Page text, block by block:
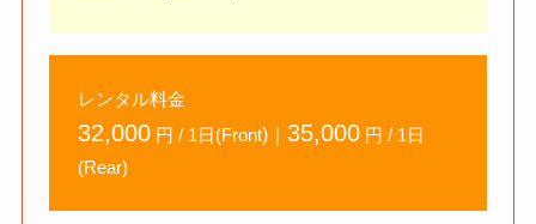
レンタル料金
32,000 円 / 1日(Front)｜ 35,000 円 / 1日
(Rear)